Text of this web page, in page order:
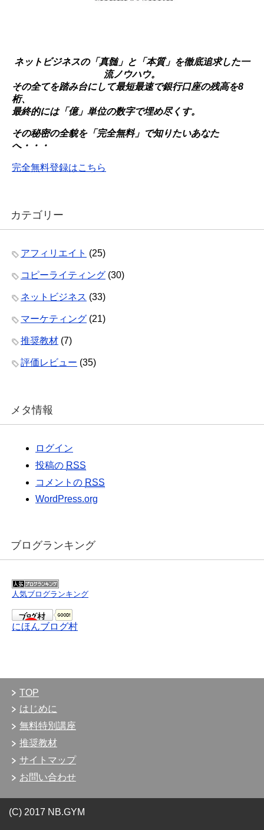
ネットビジネスの「真髄」と「本質」を徹底追求した一
流ノウハウ。
その全てを踏み台にして最短最速で銀行口座の残高を8
桁、
最終的には「億」単位の数字で埋め尽くす。
その秘密の全貌を「完全無料」で知りたいあなた
へ・・・
完全無料登録はこちら
カテゴリー
アフィリエイト (25)
コピーライティング (30)
ネットビジネス (33)
マーケティング (21)
推奨教材 (7)
評価レビュー (35)
メタ情報
ログイン
投稿の RSS
コメントの RSS
WordPress.org
ブログランキング
人気ブログランキング
にほんブログ村
TOP
はじめに
無料特別講座
推奨教材
サイトマップ
お問い合わせ
(C) 2017 NB.GYM